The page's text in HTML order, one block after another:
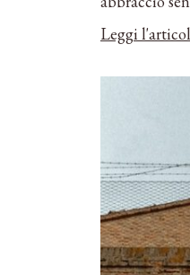
Leggi